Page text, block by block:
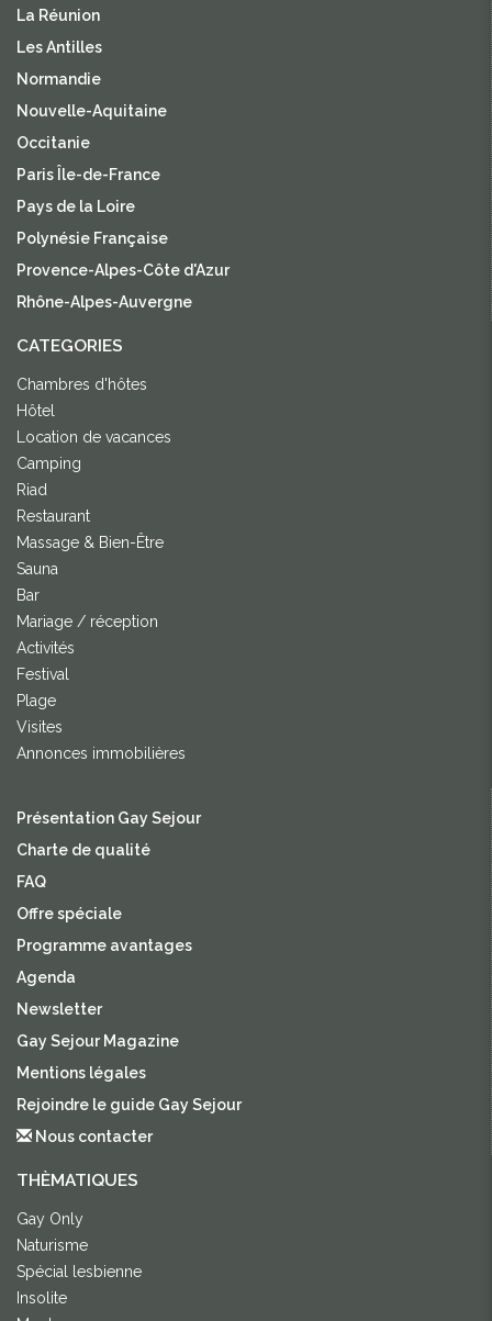
La Réunion
Les Antilles
Normandie
Nouvelle-Aquitaine
Occitanie
Paris Île-de-France
Pays de la Loire
Polynésie Française
Provence-Alpes-Côte d'Azur
Rhône-Alpes-Auvergne
CATEGORIES
Chambres d'hôtes
Hôtel
Location de vacances
Camping
Riad
Restaurant
Massage & Bien-Être
Sauna
Bar
Mariage / réception
Activités
Festival
Plage
Visites
Annonces immobilières
Présentation Gay Sejour
Charte de qualité
FAQ
Offre spéciale
Programme avantages
Agenda
Newsletter
Gay Sejour Magazine
Mentions légales
Rejoindre le guide Gay Sejour
Nous contacter
THÈMATIQUES
Gay Only
Naturisme
Spécial lesbienne
Insolite